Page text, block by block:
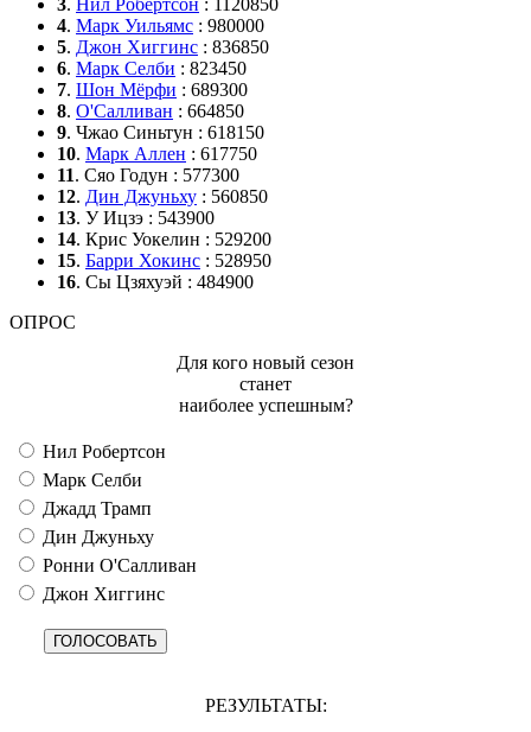
3. Нил Робертсон : 1120850
4. Марк Уильямс : 980000
5. Джон Хиггинс : 836850
6. Марк Селби : 823450
7. Шон Мёрфи : 689300
8. О'Салливан : 664850
9. Чжао Синьтун : 618150
10. Марк Аллен : 617750
11. Сяо Годун : 577300
12. Дин Джуньху : 560850
13. У Ицзэ : 543900
14. Крис Уокелин : 529200
15. Барри Хокинс : 528950
16. Сы Цзяхуэй : 484900
ОПРОС
Для кого новый сезон
станет
наиболее успешным?
Нил Робертсон
Марк Селби
Джадд Трамп
Дин Джуньху
Ронни О'Салливан
Джон Хиггинс
РЕЗУЛЬТАТЫ: